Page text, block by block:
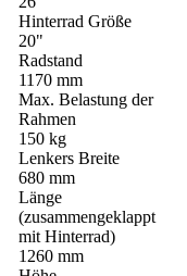
Hinterrad Größe
20"
Radstand
1170 mm
Max. Belastung der
Rahmen
150 kg
Lenkers Breite
680 mm
Länge
(zusammengeklappt
mit Hinterrad)
1260 mm